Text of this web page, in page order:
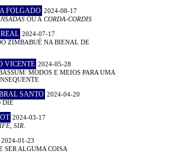
FOLGADO 2024-08-17
OU A CORDA-CORDIS
2024-07-17
ZIMBABUÉ NA BIENAL DE
VICENTE 2024-05-28
MODOS E MEIOS PARA UMA
SANTO 2024-04-20
DIE
2024-03-17
SIR.
2024-01-23
SER ALGUMA COISA